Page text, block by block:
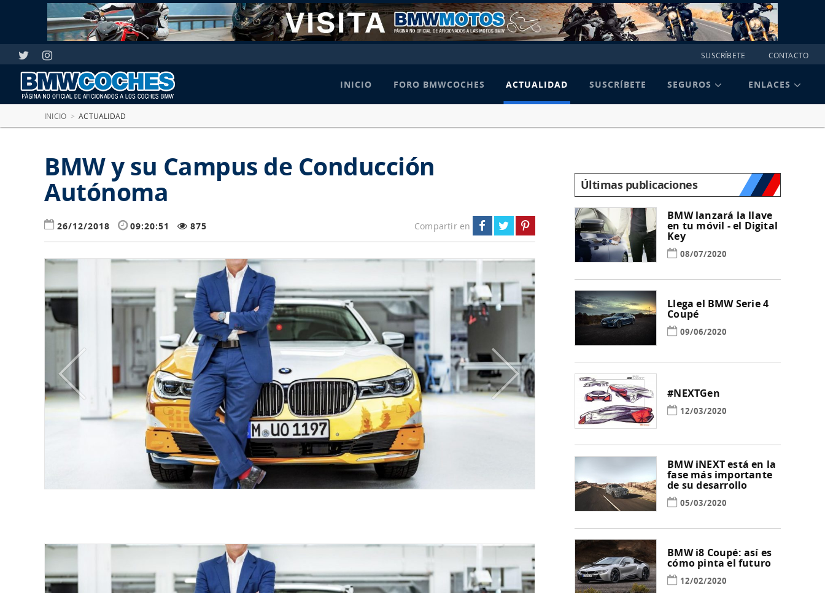
INICIO > ACTUALIDAD
BMW y su Campus de Conducción
Autónoma
26/12/2018 09:20:51 875 Compartir en
Últimas publicaciones
BMW lanzará la llave
en tu móvil - el Digital
Key
08/07/2020
Llega el BMW Serie 4
Coupé
09/06/2020
#NEXTGen
12/03/2020
BMW iNEXT está en la
fase más importante
de su desarrollo
05/03/2020
BMW i8 Coupé: así es
cómo pinta el futuro
12/02/2020
SUSCRÍBETE CONTACTO
INICIO FORO BMWCOCHES ACTUALIDAD SUSCRÍBETE SEGUROS ENLACES